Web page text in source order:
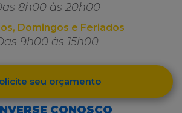
8h00 às 20h00
Domingos e Feriados
9h00 às 15h00
seu orçamento
CONOSCO